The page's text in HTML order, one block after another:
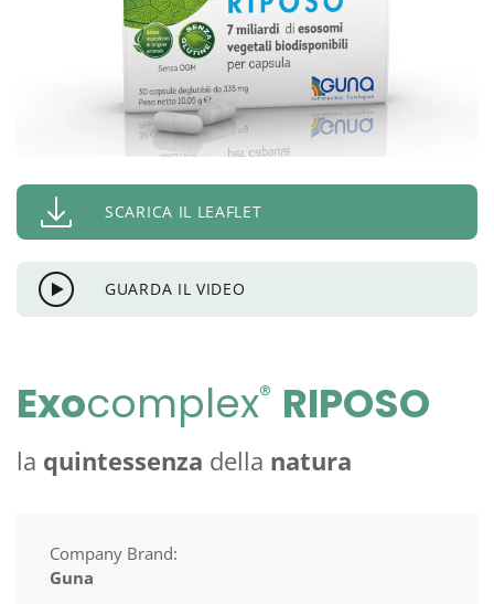
SCARICA IL LEAFLET
GUARDA IL VIDEO
Exocomplex® RIPOSO
la quintessenza della natura
Company Brand:
Guna